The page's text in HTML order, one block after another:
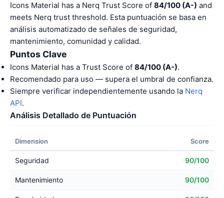
Icons Material has a Nerq Trust Score of 84/100 (A-) and
meets Nerq trust threshold. Esta puntuación se basa en
análisis automatizado de señales de seguridad,
mantenimiento, comunidad y calidad.
Puntos Clave
Icons Material has a Trust Score of 84/100 (A-).
Recomendado para uso — supera el umbral de confianza.
Siempre verificar independientemente usando la Nerq
API.
Análisis Detallado de Puntuación
Dimension Score
Seguridad 90/100
Mantenimiento 90/100